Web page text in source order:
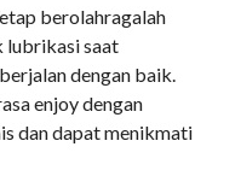
berolahragalah
lubrikasi saat
dengan baik.
enjoy dengan
dan dapat menikmati